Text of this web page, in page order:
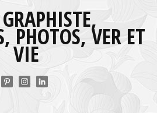
PHOTOS, VER ET
VIE